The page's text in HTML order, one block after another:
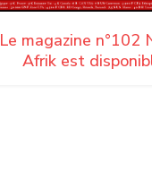
Le magazine n°102
Afrik est